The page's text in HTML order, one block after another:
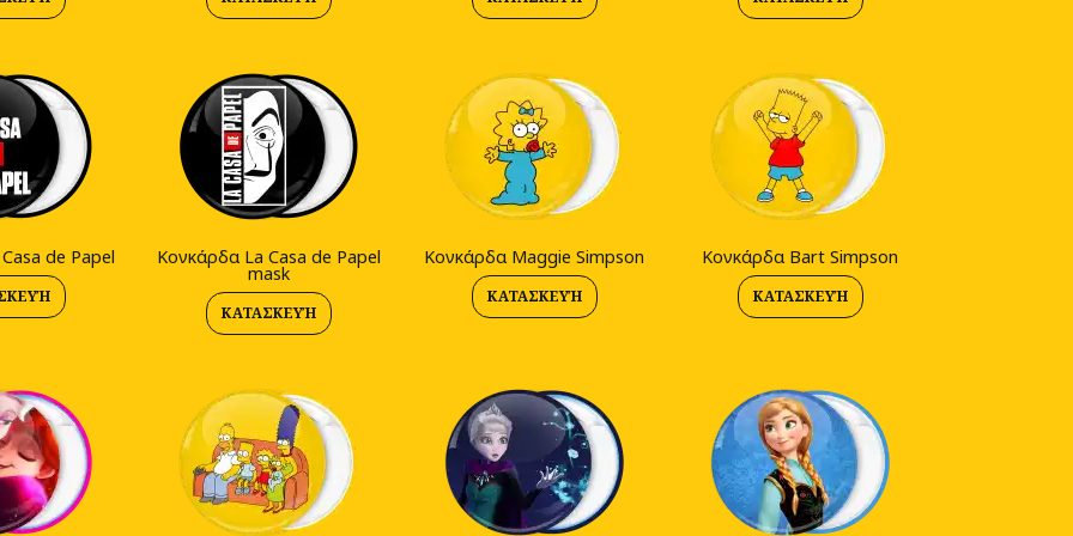
de Papel Κονκάρδα La Casa de Papel
mask
ΚΑΤΑΣΚΕΥΉ
Κονκάρδα Maggie Simpson
ΚΑΤΑΣΚΕΥΉ
Κονκάρδα Bart Simpson
ΚΑΤΑΣΚΕΥΉ